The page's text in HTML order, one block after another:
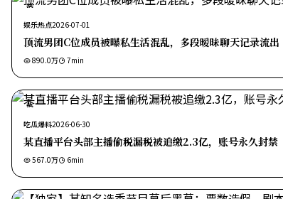
热
娱乐热点2026-07-01
顶流男团C位成员被曝私生活混乱，多段暧昧聊天记录流出
890.0万 7min
热
吃瓜爆料2026-06-30
某直播平台头部主播偷税漏税被追缴2.3亿，账号永久封禁
567.0万 6min